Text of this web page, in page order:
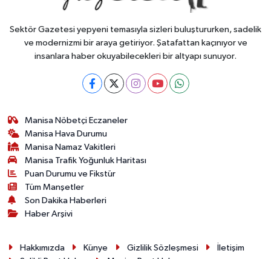
Sektör Gazetesi yepyeni temasıyla sizleri buluştururken, sadelik
ve modernizmi bir araya getiriyor. Şatafattan kaçınıyor ve
insanlara haber okuyabilecekleri bir altyapı sunuyor.
Manisa Nöbetçi Eczaneler
Manisa Hava Durumu
Manisa Namaz Vakitleri
Manisa Trafik Yoğunluk Haritası
Puan Durumu ve Fikstür
Tüm Manşetler
Son Dakika Haberleri
Haber Arşivi
Hakkımızda Künye Gizlilik Sözleşmesi
İletişim